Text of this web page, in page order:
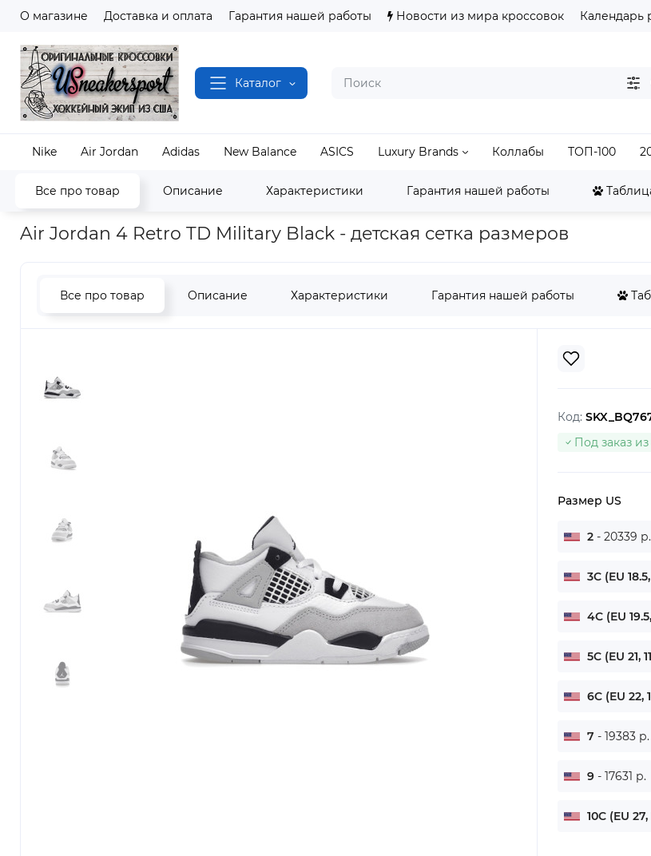
О магазине Доставка и оплата Гарантия нашей работы Новости из мира кроссовок Календарь
Каталог
Nike Air Jordan Adidas New Balance ASICS Luxury Brands Коллабы ТОП-100
Все про товар Описание Характеристики Гарантия нашей работы
Наш магазин Полный каталог кроссовок Air Jordan Jordan 4 Малышам Jordan 4 Retro
Air Jordan 4 Retro TD Military Black - детская сетка размеров
Все про товар Описание Характеристики Гарантия нашей работы
Код:
Под заказ
Размер US
2 - 20339 р.
3C (EU
4C (EU
5C (EU 21,
6C (EU 22,
7 - 19383 р.
9 - 17631 р.
10C (EU